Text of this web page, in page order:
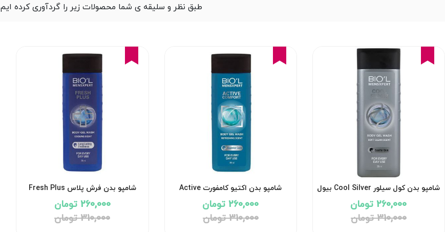
طبق نظر و سلیقه ی شما محصولات زیر را گردآوری کرده ایم
شامپو بدن کول سیلور Cool Silver بیول
260,000 تومان
310,000 تومان
شامپو بدن اکتیو کامفورت Active
Comfort بیول
260,000 تومان
310,000 تومان
شامپو بدن فرش پلاس Fresh Plus
بیول260,000 تومان
310,000 تومان